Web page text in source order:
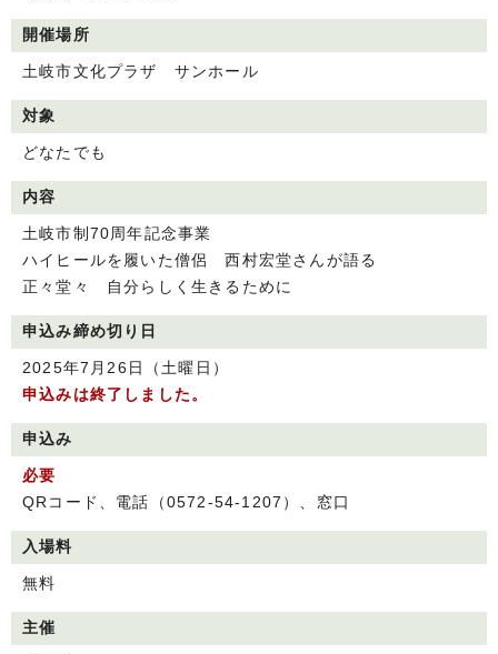
開催場所
土岐市文化プラザ サンホール
対象
どなたでも
内容
土岐市制70周年記念事業
ハイヒールを履いた僧侶 西村宏堂さんが語る
正々堂々 自分らしく生きるために
申込み締め切り日
2025年7月26日（土曜日）
申込みは終了しました。
申込み
必要
QRコード、電話（0572-54-1207）、窓口
入場料
無料
主催